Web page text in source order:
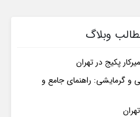
وبلاگ
پکیج در تهران
و گرمایشی: راهنمای جامع و